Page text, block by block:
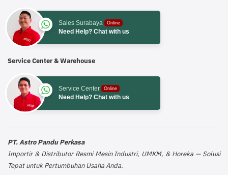
Sales Surabaya Online
Need Help? Chat with us
Service Center & Warehouse
Service Center Online
Need Help? Chat with us
PT. Astro Pandu Perkasa
Importir & Distributor Resmi Mesin Industri, UMKM, & Horeka — Solusi
Tepat untuk Pertumbuhan Usaha Anda.